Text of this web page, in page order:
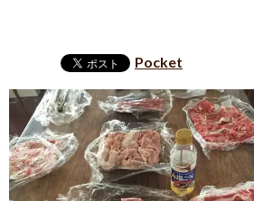
Pocket